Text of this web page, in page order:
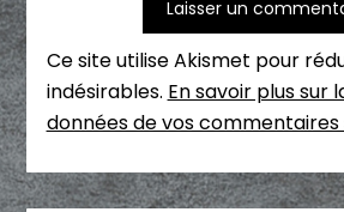
Ce site utilise Akismet pour
indésirables. En savoir plus sur
données de vos